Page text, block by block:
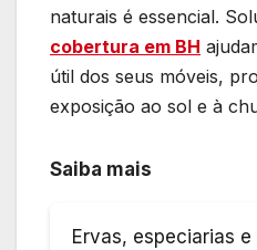
naturais é essencial.
cobertura em BH
útil dos seus móveis,
exposição ao sol e à
Saiba mais
Ervas, especiarias e